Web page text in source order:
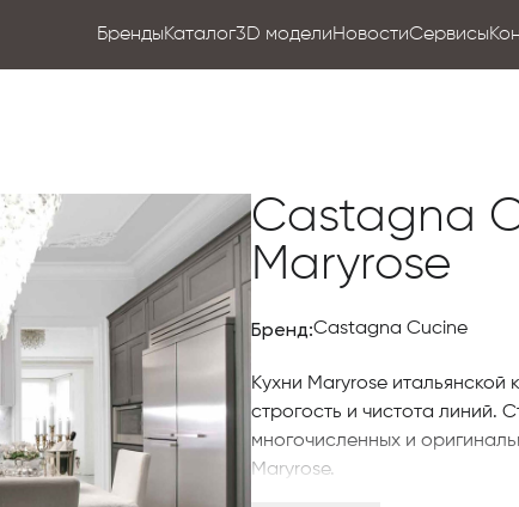
БрендыКаталог3D моделиНовостиСервисы
Castagna
Maryrose
Бренд:Castagna Cucine
Кухни Maryrose
строгость и чистота линий.
многочисленных и
Maryrose.